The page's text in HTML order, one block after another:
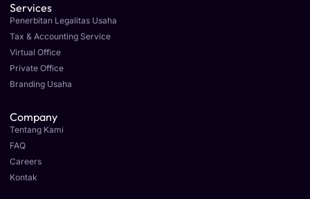
Services
Penerbitan Legalitas Usaha
Tax & Accounting Service
Virtual Office
Private Office
Branding Usaha
Company
Tentang Kami
FAQ
Careers
Kontak